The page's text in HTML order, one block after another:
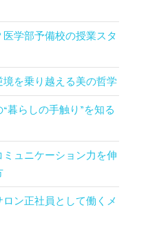
学部予備校の授業スタ
を乗り越える美の哲学
暮らしの手触り”を知る
ュニケーション力を伸
ン正社員として働くメ